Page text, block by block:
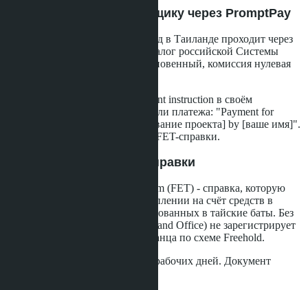
Шаг 7: Перевод застройщику через PromptPay
Внутренний банковский перевод в Таиланде проходит через
систему PromptPay - тайский аналог российской Системы
быстрых платежей. Перевод мгновенный, комиссия нулевая
Покупатель подписывает payment instruction в своём
отделении банка с указанием цели платежа: "Payment for
condominium unit [номер] at [название проекта] by [ваше имя]".
Это необходимо для получения FET-справки.
Шаг 8: Получение FET-справки
Foreign Exchange Transaction Form (FET) - справка, которую
тайский банк выдаёт при поступлении на счёт средств в
иностранной валюте, конвертированных в тайские баты. Без
FET Земельный Департамент (Land Office) не зарегистрирует
право собственности на иностранца по схеме Freehold.
Банк выдаёт FET в течение 3-5 рабочих дней. Документ